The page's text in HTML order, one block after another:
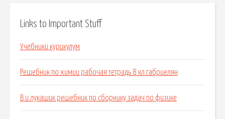
Links to Important Stuff
Учебники курикулум
Решебник по химии рабочая тетрадь 8 кл габриелян
В и лукашик решебник по сборнику задач по физике